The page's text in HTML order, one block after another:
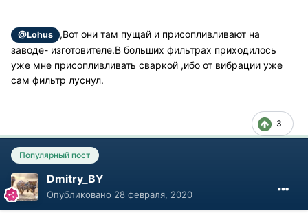
@Lohus
,Вот они там пущай и присопливливают на
заводе- изготовителе.В больших фильтрах приходилось
уже мне присопливливать сваркой ,ибо от вибрации уже
сам фильтр луснул.
3
Популярный пост
Dmitry_BY
Опубликовано 28 февраля, 2020